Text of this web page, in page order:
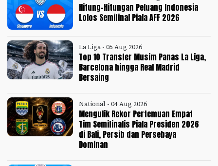
Hitung-Hitungan Peluang Indonesia
Lolos Semifinal Piala AFF 2026
La Liga - 05 Aug 2026
Top 10 Transfer Musim Panas La Liga,
Barcelona hingga Real Madrid
Bersaing
National - 04 Aug 2026
Mengulik Rekor Pertemuan Empat
Tim Semifinalis Piala Presiden 2026
di Bali, Persib dan Persebaya
Dominan